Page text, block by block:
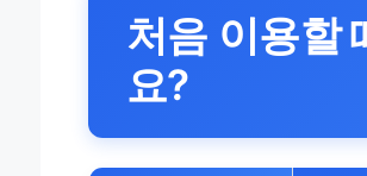
처음 이용할
요?